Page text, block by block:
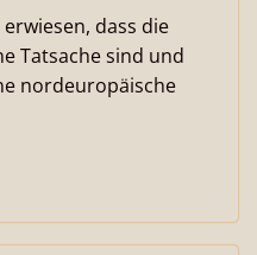
dass die
Tatsache sind und
nordeuropäische